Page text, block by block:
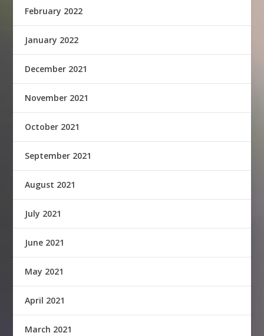
February 2022
January 2022
December 2021
November 2021
October 2021
September 2021
August 2021
July 2021
June 2021
May 2021
April 2021
March 2021